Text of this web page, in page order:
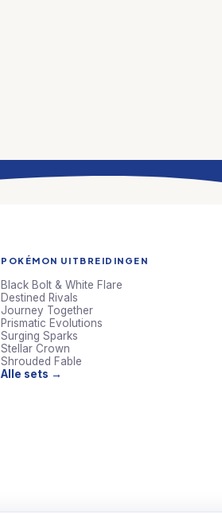
POKÉMON UITBREIDINGEN
Black Bolt & White Flare
Destined Rivals
Journey Together
Prismatic Evolutions
Surging Sparks
Stellar Crown
Shrouded Fable
Alle sets →